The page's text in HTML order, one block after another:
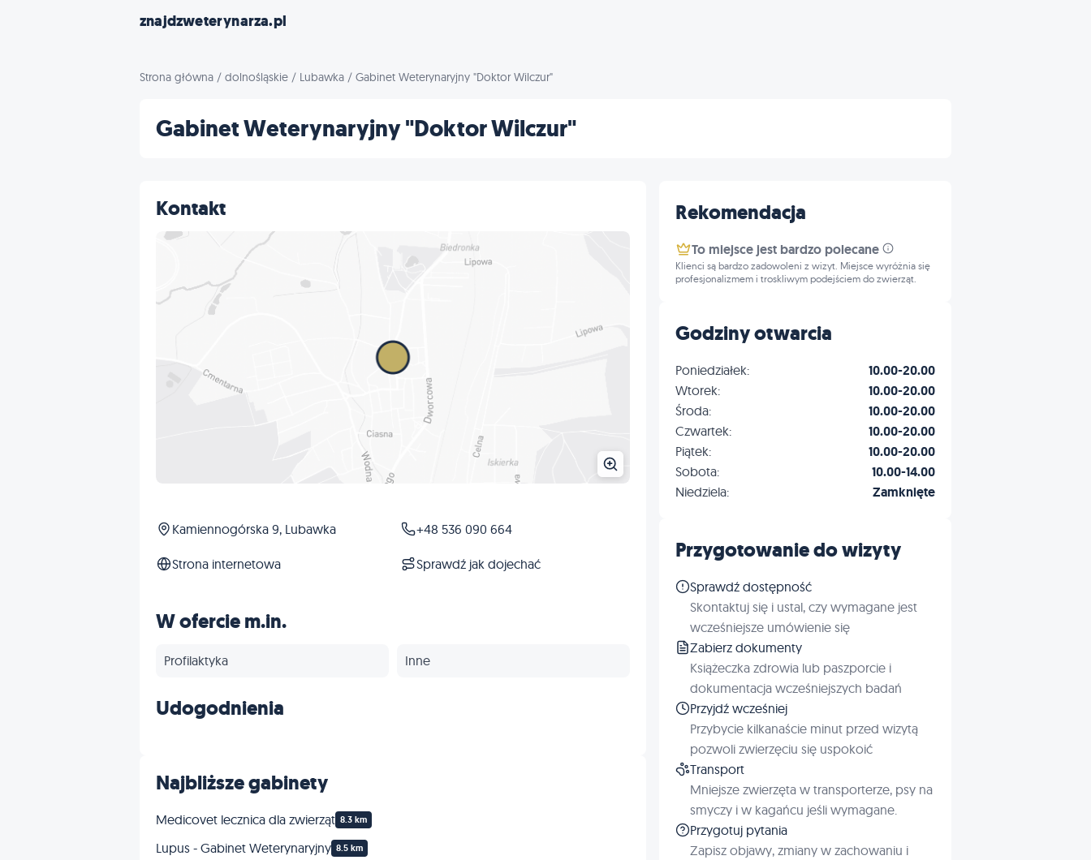
znajdzweterynarza.pl
Strona główna / dolnośląskie / Lubawka / Gabinet Weterynaryjny "Doktor Wilczur"
Gabinet Weterynaryjny "Doktor Wilczur"
Kontakt
Kamiennogórska 9, Lubawka +48 536 090 664
Strona internetowa Sprawdź jak dojechać
W ofercie m.in.
Profilaktyka Inne
Udogodnienia
Najbliższe gabinety
Medicovet lecznica dla zwierząt 8.3 km
Lupus - Gabinet Weterynaryjny 8.5 km
Rekomendacja
To miejsce jest bardzo polecane
Klienci są bardzo zadowoleni z wizyt. Miejsce wyróżnia się
profesjonalizmem i troskliwym podejściem do zwierząt.
Godziny otwarcia
Poniedziałek: 10.00-20.00
Wtorek: 10.00-20.00
Środa: 10.00-20.00
Czwartek: 10.00-20.00
Piątek: 10.00-20.00
Sobota: 10.00-14.00
Niedziela: Zamknięte
Przygotowanie do wizyty
Sprawdź dostępność
Skontaktuj się i ustal, czy wymagane jest
wcześniejsze umówienie się
Zabierz dokumenty
Książeczka zdrowia lub paszporcie i
dokumentacja wcześniejszych badań
Przyjdź wcześniej
Przybycie kilkanaście minut przed wizytą
pozwoli zwierzęciu się uspokoić
Transport
Mniejsze zwierzęta w transporterze, psy na
smyczy i w kagańcu jeśli wymagane.
Przygotuj pytania
Zapisz objawy, zmiany w zachowaniu i